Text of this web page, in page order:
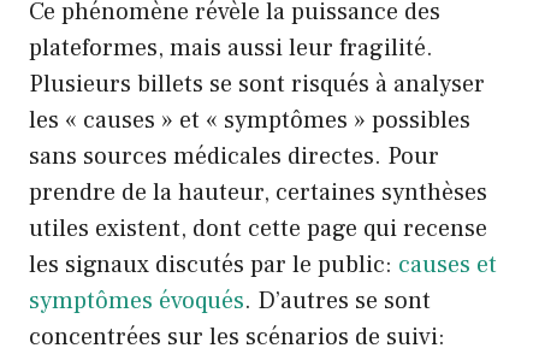
Ce phénomène révèle la puissance des
plateformes, mais aussi leur fragilité.
Plusieurs billets se sont risqués à analyser
les « causes » et « symptômes » possibles
sans sources médicales directes. Pour
prendre de la hauteur, certaines synthèses
utiles existent, dont cette page qui recense
les signaux discutés par le public: causes et
symptômes évoqués. D’autres se sont
concentrées sur les scénarios de suivi: